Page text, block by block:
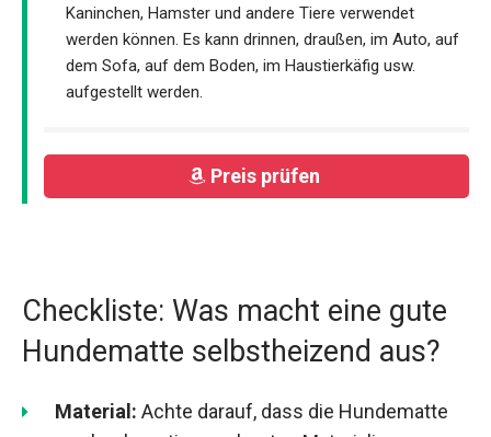
Kaninchen, Hamster und andere Tiere verwendet
werden können. Es kann drinnen, draußen, im Auto, auf
dem Sofa, auf dem Boden, im Haustierkäfig usw.
aufgestellt werden.
Preis prüfen
Checkliste: Was macht eine gute
Hundematte selbstheizend aus?
Material: Achte darauf, dass die Hundematte